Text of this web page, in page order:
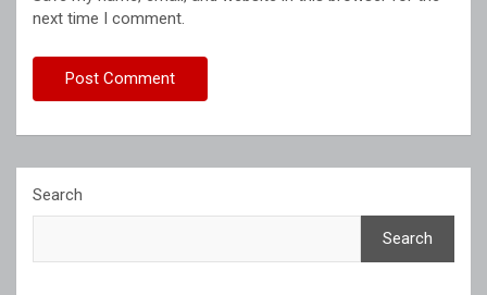
next time I comment.
Search
Search